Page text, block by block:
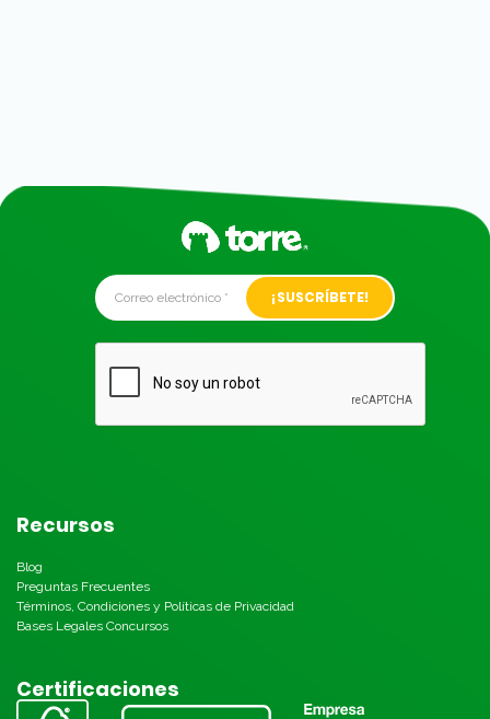
Alternative:
Recursos
Blog
Preguntas Frecuentes
Términos, Condiciones y Políticas de Privacidad
Bases Legales Concursos
Certificaciones